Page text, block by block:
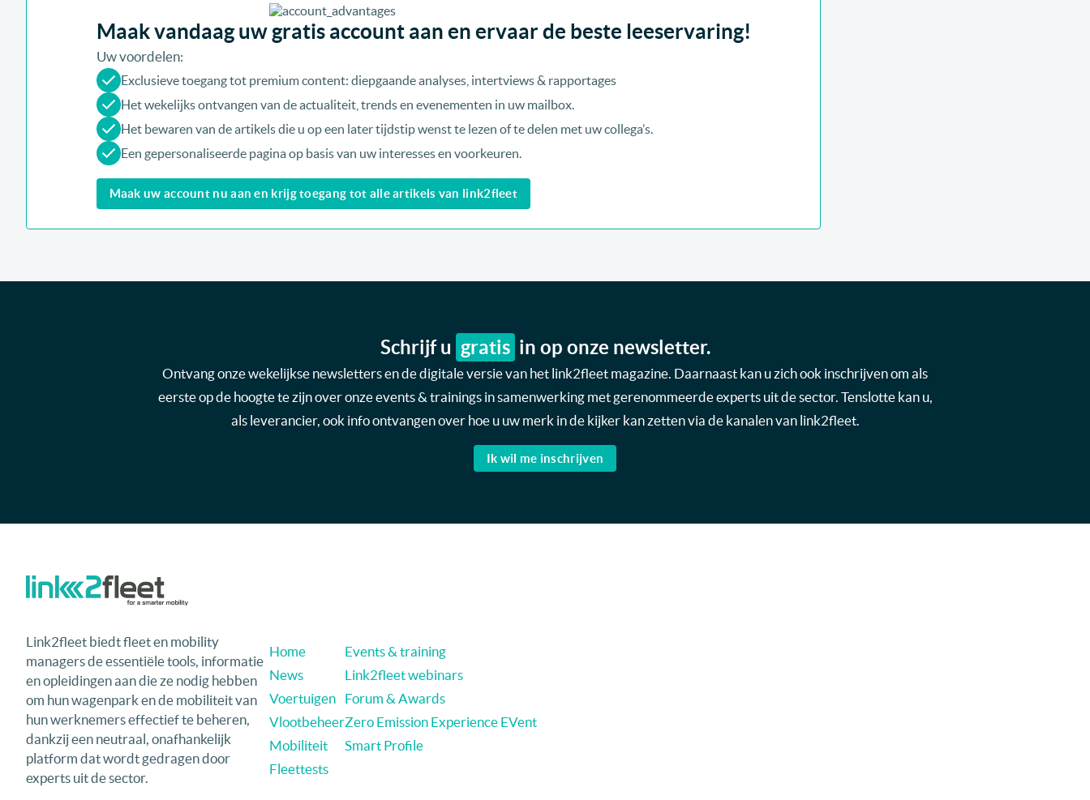
Maak vandaag uw gratis account aan en ervaar de beste leeservaring!
Uw voordelen:
Exclusieve toegang tot premium content: diepgaande analyses, intertviews & rapportages
Het wekelijks ontvangen van de actualiteit, trends en evenementen in uw mailbox.
Het bewaren van de artikels die u op een later tijdstip wenst te lezen of te delen met uw collega’s.
Een gepersonaliseerde pagina op basis van uw interesses en voorkeuren.
Maak uw account nu aan en krijg toegang tot alle artikels van link2fleet
Schrijf u gratis in op onze newsletter.
Ontvang onze wekelijkse newsletters en de digitale versie van het link2fleet magazine. Daarnaast kan u zich ook inschrijven om als
eerste op de hoogte te zijn over onze events & trainings in samenwerking met gerenommeerde experts uit de sector. Tenslotte kan u,
als leverancier, ook info ontvangen over hoe u uw merk in de kijker kan zetten via de kanalen van link2fleet.
Ik wil me inschrijven
Link2fleet biedt fleet en mobility
managers de essentiële tools, informatie
en opleidingen aan die ze nodig hebben
om hun wagenpark en de mobiliteit van
hun werknemers effectief te beheren,
dankzij een neutraal, onafhankelijk
platform dat wordt gedragen door
experts uit de sector.
Home
News
Voertuigen
Vlootbeheer
Mobiliteit
Fleettests
Events & training
Link2fleet webinars
Forum & Awards
Zero Emission Experience EVent
Smart Profile